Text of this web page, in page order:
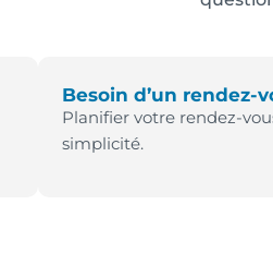
Besoin d’un rendez-
Planifier votre rendez-
simplicité.